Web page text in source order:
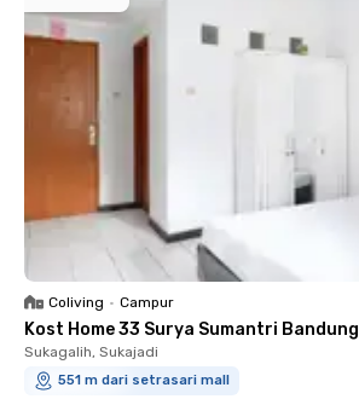
Coliving • Campur
Kost Home 33 Surya Sumantri Bandung
Sukagalih, Sukajadi
551 m dari setrasari mall